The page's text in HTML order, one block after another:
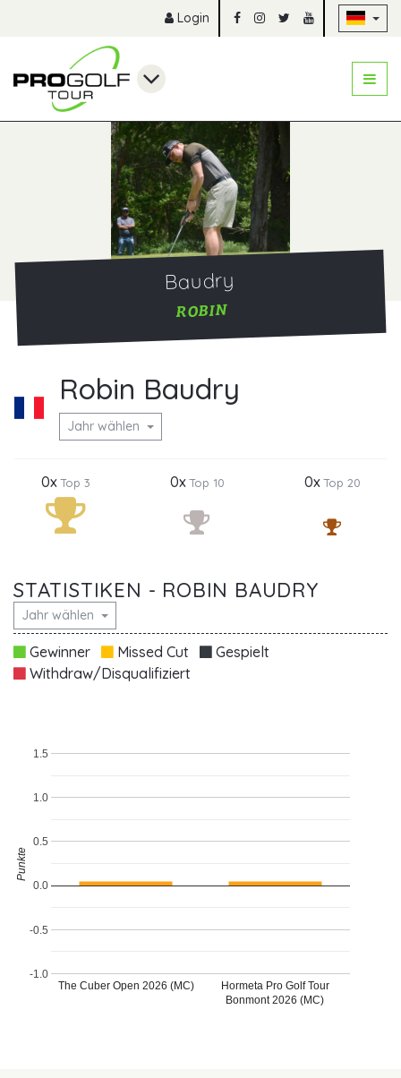
Login
Baudry
ROBIN
Robin Baudry
Jahr wählen
0xTop 3 0xTop 10 0xTop 20
STATISTIKEN - ROBIN BAUDRY
Jahr wählen
Gewinner Missed Cut
Gespielt
Withdraw/Disqualifiziert
The Cuber Open 2026 (MC)
Hormeta Pro Golf Tour
Bonmont 2026 (MC)
-1.0
-0.5
0.0
0.5
1.0
1.5
Punkte